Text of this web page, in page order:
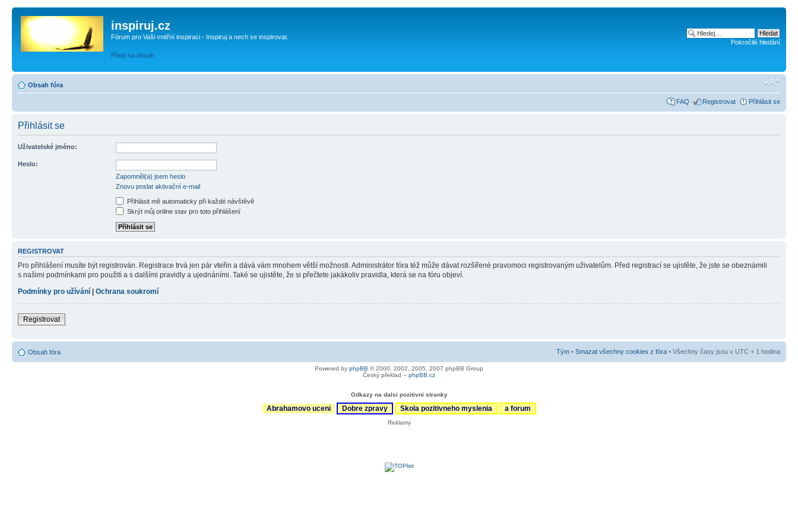
inspiruj.cz
Fórum pro Vaši vnitřní inspiraci - Inspiruj a nech se inspirovat.
Přejít na obsah
Pokročilé hledání
Obsah fóra
FAQ Registrovat Přihlásit se
Přihlásit se
Uživatelské jméno:
Heslo:
Zapomněl(a) jsem heslo
Znovu poslat aktivační e-mail
Přihlásit mě automaticky při každé návštěvě
Skrýt můj online stav pro toto přihlášení
REGISTROVAT
Pro přihlášení musíte být registrován. Registrace trvá jen pár vteřin a dává vám mnohem větší možnosti. Administrátor fóra též může dávat rozšířené pravomoci registrovaným uživatelům. Před registrací se ujistěte, že jste se obeznámili
s našimi podmínkami pro použití a s dalšími pravidly a ujednáními. Také se ujistěte, že si přečtete jakákoliv pravidla, která se na fóru objeví.
Podmínky pro užívání | Ochrana soukromí
Registrovat
Obsah fóra Tým • Smazat všechny cookies z fóra • Všechny časy jsou v UTC + 1 hodina
Powered by phpBB © 2000, 2002, 2005, 2007 phpBB Group
Český překlad – phpBB.cz
Odkazy na dalsi pozitivni stranky
Abrahamovo uceni Dobre zpravy Skola pozitivneho myslenia a forum
Reklamy